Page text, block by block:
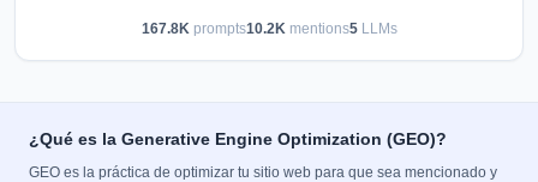
167.8Kprompts10.2Kmentions5LLMs
¿Qué es la Generative Engine Optimization (GEO)?
GEO es la práctica de optimizar tu sitio web para que sea mencionado y